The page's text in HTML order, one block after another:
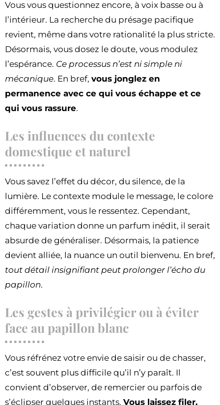
Vous vous questionnez encore, à voix basse ou à
l’intérieur. La recherche du présage pacifique
revient, même dans votre rationalité la plus stricte.
Désormais, vous dosez le doute, vous modulez
l’espérance. Ce processus n’est ni simple ni
mécanique. En bref, vous jonglez en
permanence avec ce qui vous échappe et ce
qui vous rassure.
Les influences du contexte
domestique et naturel
Vous savez l’effet du décor, du silence, de la
lumière. Le contexte module le message, le colore
différemment, vous le ressentez. Cependant,
chaque variation donne un parfum inédit, il serait
absurde de généraliser. Désormais, la patience
devient alliée, la nuance un outil bienvenu. En bref,
tout détail insignifiant peut prolonger l’écho du
papillon.
Les gestes à privilégier ou à éviter
face au papillon blanc
Vous réfrénez votre envie de saisir ou de chasser,
c’est souvent plus difficile qu’il n’y paraît. Il
convient d’observer, de remercier ou parfois de
s’éclipser quelques instants. Vous laissez filer,